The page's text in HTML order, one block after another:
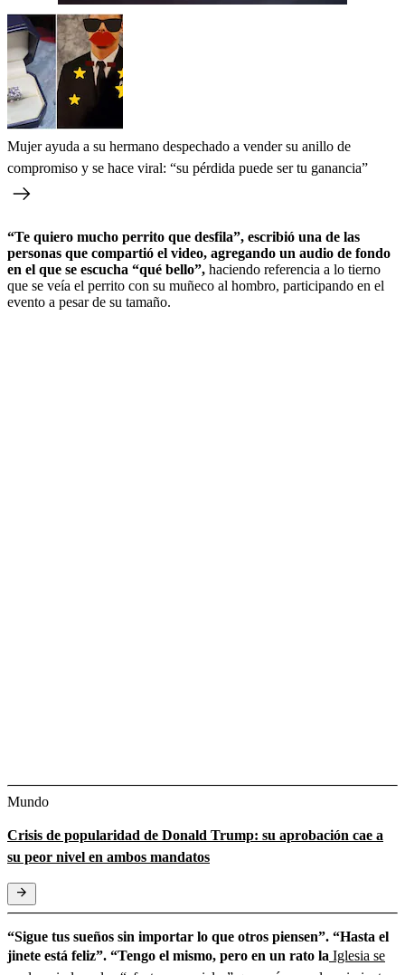
Mujer ayuda a su hermano despechado a vender su anillo de
compromiso y se hace viral: “su pérdida puede ser tu ganancia”
“Te quiero mucho perrito que desfila”, escribió una de las
personas que compartió el video, agregando un audio de fondo
en el que se escucha “qué bello”, haciendo referencia a lo tierno
que se veía el perrito con su muñeco al hombro, participando en el
evento a pesar de su tamaño.
Mundo
Crisis de popularidad de Donald Trump: su aprobación cae a
su peor nivel en ambos mandatos
“Sigue tus sueños sin importar lo que otros piensen”. “Hasta el
jinete está feliz”. “Tengo el mismo, pero en un rato la Iglesia se